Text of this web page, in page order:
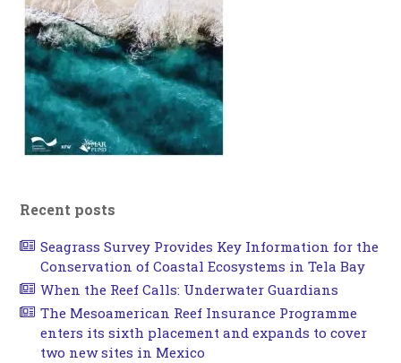
Recent posts
Seagrass Survey Provides Key Information for the
Conservation of Coastal Ecosystems in Tela Bay
When the Reef Calls: Underwater Guardians
The Mesoamerican Reef Insurance Programme
enters its sixth placement and expands to cover
two new sites in Mexico